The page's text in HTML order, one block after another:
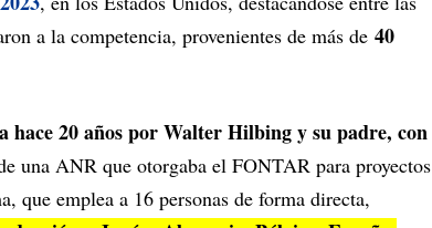
a la competencia, provenientes de más de 40
20 años por Walter Hilbing y su padre, con
una ANR que otorgaba el FONTAR para proyectos
que emplea a 16 personas de forma directa,